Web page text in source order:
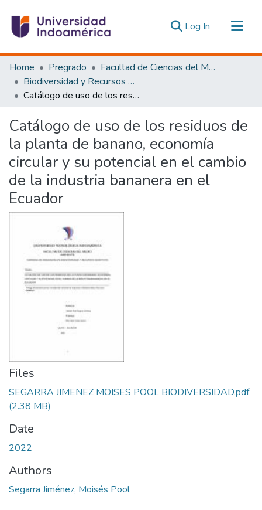
Log In (current)
Communities & Collections
All of DSpace
Statistics
Estadísticas Externas
Home Pregrado
Facultad de Ciencias del Medio Ambiente
Biodiversidad y Recursos Genéticos
Catálogo de uso de los residuos de la planta de banano, economía circular y su potencial en el cambio de la industria bananera en el Ecuador
Catálogo de uso de los residuos de
la planta de banano, economía
circular y su potencial en el cambio
de la industria bananera en el
Ecuador
Files
SEGARRA JIMENEZ MOISES POOL BIODIVERSIDAD.pdf
(2.38 MB)
Date
2022
Authors
Segarra Jiménez, Moisés Pool